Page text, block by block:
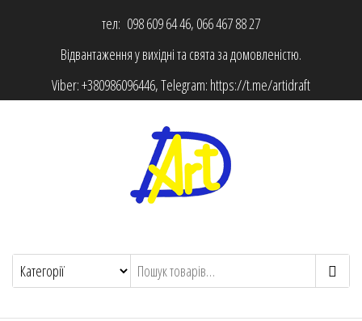
тел: 098 609 64 46, 066 467 88 27
Відвантаження у вихідні та свята за домовленістю.
Viber:+380986096446, Telegram: https://t.me/artidraft